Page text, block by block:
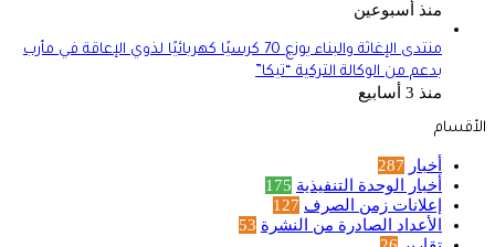
منذ أسبوعين
منتدى الإغاثة والبناء يوزع 70 كرسيًا كهربائيًا لذوي الإعاقة في مأرب
بدعم من الوكالة التركية “تيكا”
منذ 3 أسابيع
الأقسام
أخبار 287
أخبار الوحدة التنفيذية 175
إعلانات زمن الصرف 127
الأعداد الصادرة من النشرة 53